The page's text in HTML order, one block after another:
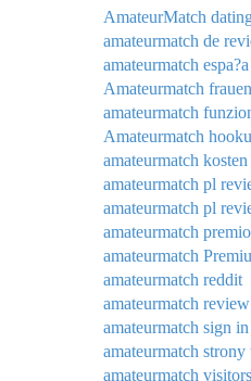
AmateurMatch
amateurmatch de
amateurmatch espa?a
Amateurmatch
amateurmatch
Amateurmatch
amateurmatch kosten
amateurmatch pl
amateurmatch pl
amateurmatch premio
amateurmatch
amateurmatch reddit
amateurmatch review
amateurmatch sign in
amateurmatch
amateurmatch visitors